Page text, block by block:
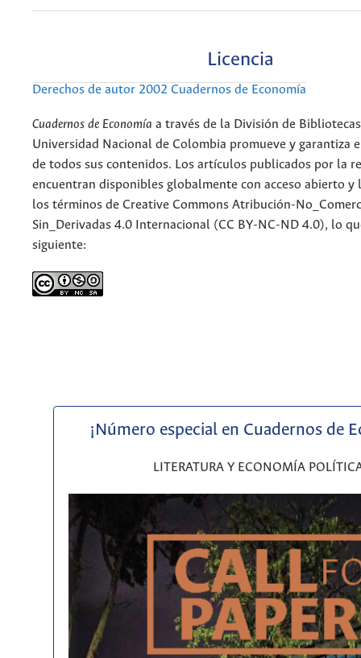
Licencia
Derechos de autor 2002 Cuadernos de Economía
Cuadernos de Economía a través de la División de
Universidad Nacional de Colombia promueve y garantiza
de todos sus contenidos. Los artículos publicados por la
encuentran disponibles globalmente con acceso abierto y
los términos de Creative Commons Atribución-
Sin_Derivadas 4.0 Internacional (CC BY-NC-ND 4.0), lo
siguiente:
¡Número especial en Cuadernos de
LITERATURA Y ECONOMÍA